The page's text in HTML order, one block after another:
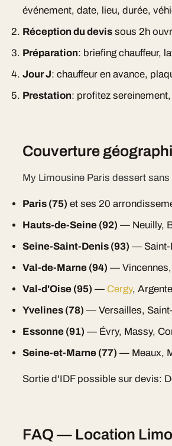
événement, date, lieu, durée,
Réception du devis sous 2h
Préparation: briefing chauffeur,
Jour J: chauffeur en avance,
Prestation: profitez
Couverture
My Limousine Paris dessert
Paris (75) et ses 20
Hauts-de-Seine (92) — Neuilly,
Seine-Saint-Denis (93) — Saint-
Val-de-Marne (94) —
Val-d'Oise (95) — Cergy,
Yvelines (78) — Versailles,
Essonne (91) — Évry, Massy,
Seine-et-Marne (77) — Meaux,
Sortie d'IDF possible sur devis:
FAQ — Location